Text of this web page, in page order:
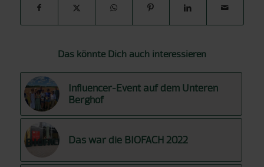
Das könnte Dich auch interessieren
Influencer-Event auf dem Unteren
Berghof
Das war die BIOFACH 2022